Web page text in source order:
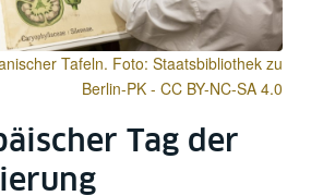
Tafeln. Foto: Staatsbibliothek zu
Berlin-PK - CC BY-NC-SA 4.0
Tag der